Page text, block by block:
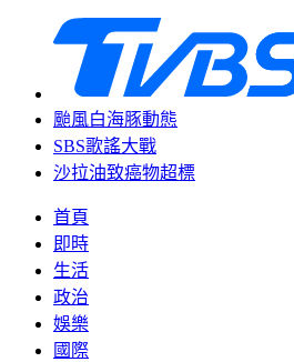
颱風白海豚動態
SBS歌謠大戰
沙拉油致癌物超標
首頁
即時
生活
政治
娛樂
國際